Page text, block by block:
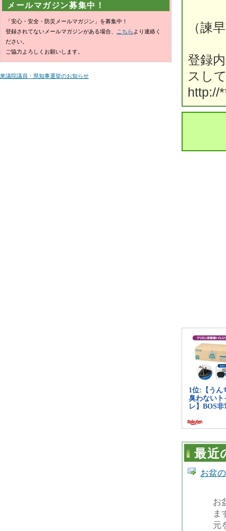
（諫
登録
スし
http://
最近
お盆
お
ま
元
メールマガジン募集中！
「安心・安全・防災メールマガジン」を募集中！
登録されてないメールマガジンがある場合、
こちら より連絡く
ださい。
ご協力よろしくお願いします。
衆議院議員・県知事選挙のお知らせ